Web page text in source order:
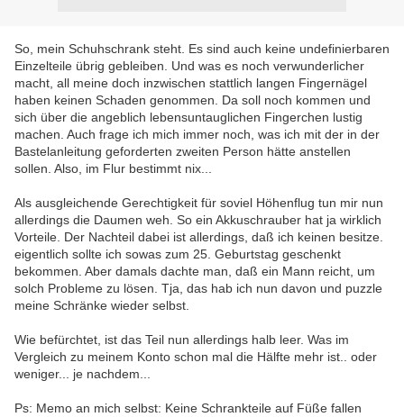
So, mein Schuhschrank steht. Es sind auch keine undefinierbaren
Einzelteile übrig gebleiben. Und was es noch verwunderlicher
macht, all meine doch inzwischen stattlich langen Fingernägel
haben keinen Schaden genommen. Da soll noch kommen und
sich über die angeblich lebensuntauglichen Fingerchen lustig
machen. Auch frage ich mich immer noch, was ich mit der in der
Bastelanleitung geforderten zweiten Person hätte anstellen
sollen. Also, im Flur bestimmt nix...
Als ausgleichende Gerechtigkeit für soviel Höhenflug tun mir nun
allerdings die Daumen weh. So ein Akkuschrauber hat ja wirklich
Vorteile. Der Nachteil dabei ist allerdings, daß ich keinen besitze.
eigentlich sollte ich sowas zum 25. Geburtstag geschenkt
bekommen. Aber damals dachte man, daß ein Mann reicht, um
solch Probleme zu lösen. Tja, das hab ich nun davon und puzzle
meine Schränke wieder selbst.
Wie befürchtet, ist das Teil nun allerdings halb leer. Was im
Vergleich zu meinem Konto schon mal die Hälfte mehr ist.. oder
weniger... je nachdem...
Ps: Memo an mich selbst: Keine Schrankteile auf Füße fallen